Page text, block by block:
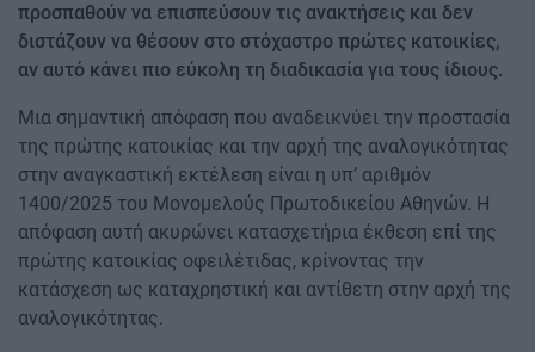
προσπαθούν να επισπεύσουν τις ανακτήσεις και δεν
διστάζουν να θέσουν στο στόχαστρο πρώτες κατοικίες,
αν αυτό κάνει πιο εύκολη τη διαδικασία για τους ίδιους.
Μια σημαντική απόφαση που αναδεικνύει την προστασία
της πρώτης κατοικίας και την αρχή της αναλογικότητας
στην αναγκαστική εκτέλεση είναι η υπ’ αριθμόν
1400/2025 του Μονομελούς Πρωτοδικείου Αθηνών. Η
απόφαση αυτή ακυρώνει κατασχετήρια έκθεση επί της
πρώτης κατοικίας οφειλέτιδας, κρίνοντας την
κατάσχεση ως καταχρηστική και αντίθετη στην αρχή της
αναλογικότητας.